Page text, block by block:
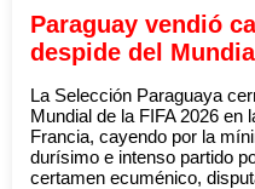
Paraguay vendió
despide del
La Selección Paraguaya
Mundial de la FIFA 2026 en
Francia, cayendo por la
durísimo e intenso partido
certamen ecuménico,